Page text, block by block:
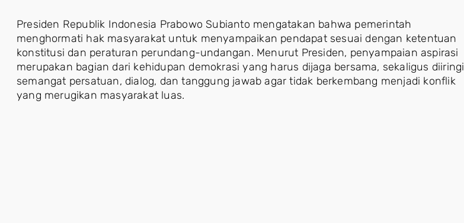
Presiden Republik Indonesia Prabowo Subianto mengatakan bahwa pemerintah
menghormati hak masyarakat untuk menyampaikan pendapat sesuai dengan ketentuan
konstitusi dan peraturan perundang-undangan. Menurut Presiden, penyampaian aspirasi
merupakan bagian dari kehidupan demokrasi yang harus dijaga bersama, sekaligus diiringi
semangat persatuan, dialog, dan tanggung jawab agar tidak berkembang menjadi konflik
yang merugikan masyarakat luas.